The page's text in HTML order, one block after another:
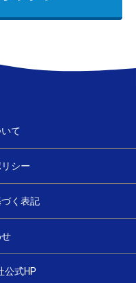
て
シー
く表記
公式HP